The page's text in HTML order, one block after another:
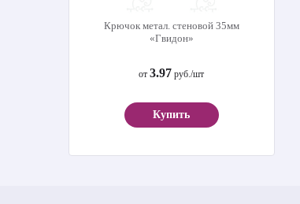
Крючок метал. стеновой 35мм
«Гвидон»
от3.97 руб./шт
Купить